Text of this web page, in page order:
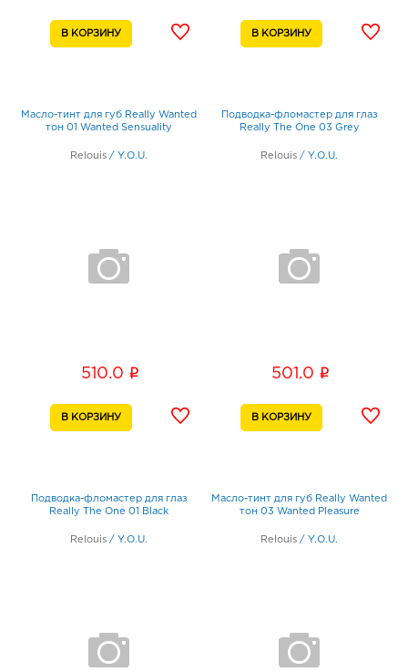
Масло-тинт для губ Really Wanted
тон 01 Wanted Sensuality
Relouis / Y.O.U.
510.0 i
Подводка-фломастер для глаз
Really The One 03 Grey
Relouis / Y.O.U.
501.0 i
Подводка-фломастер для глаз
Really The One 01 Black
Relouis / Y.O.U.
Масло-тинт для губ Really Wanted
тон 03 Wanted Pleasure
Relouis / Y.O.U.